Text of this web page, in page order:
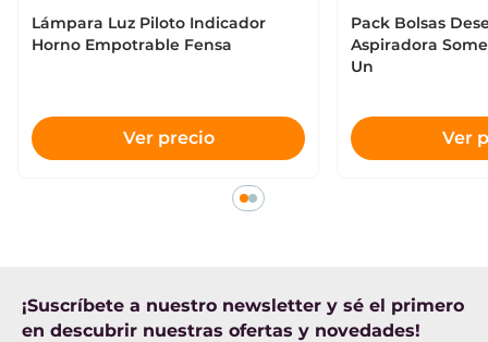
Lámpara Luz Piloto Indicador
Horno Empotrable Fensa
Ver precio
Pack Bolsas
Aspiradora
Un
Ver
¡Suscríbete a nuestro newsletter y sé el primero
en descubrir nuestras ofertas y novedades!